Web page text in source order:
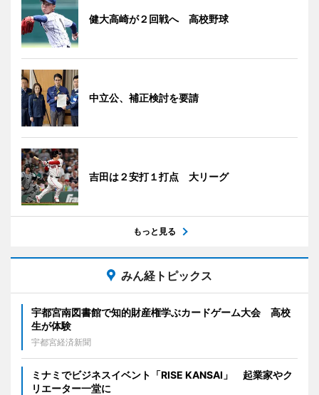
健大高崎が２回戦へ 高校野球
中立公、補正検討を要請
吉田は２安打１打点 大リーグ
もっと見る
みん経トピックス
宇都宮南図書館で知的財産権学ぶカードゲーム大会 高校
生が体験
宇都宮経済新聞
ミナミでビジネスイベント「RISE KANSAI」 起業家やク
リエーター一堂に